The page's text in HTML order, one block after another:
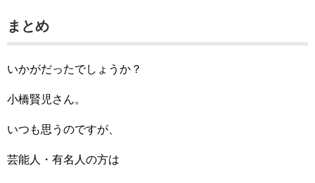
まとめ
いかがだったでしょうか？
小橋賢児さん。
いつも思うのですが、
芸能人・有名人の方は